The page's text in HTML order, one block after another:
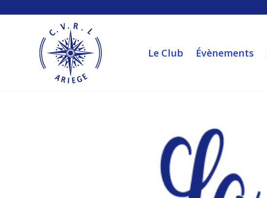
Le Club Évènements